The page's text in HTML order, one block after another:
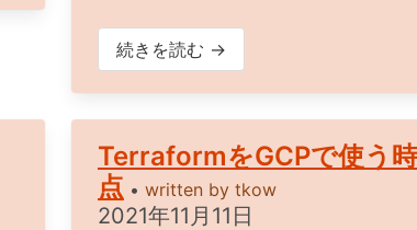
続きを読む →
TerraformをGCPで使う
点 • written by tkow
2021年11月11日